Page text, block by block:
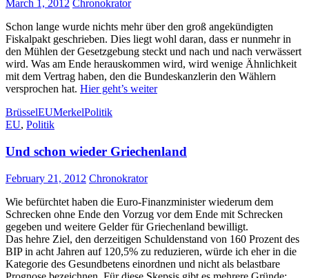
March 1, 2012 Chronokrator
Schon lange wurde nichts mehr über den groß angekündigten
Fiskalpakt geschrieben. Dies liegt wohl daran, dass er nunmehr in
den Mühlen der Gesetzgebung steckt und nach und nach verwässert
wird. Was am Ende herauskommen wird, wird wenige Ähnlichkeit
mit dem Vertrag haben, den die Bundeskanzlerin den Wählern
versprochen hat. Hier geht’s weiter
BrüsselEUMerkelPolitik
EU, Politik
Und schon wieder Griechenland
February 21, 2012 Chronokrator
Wie befürchtet haben die Euro-Finanzminister wiederum dem
Schrecken ohne Ende den Vorzug vor dem Ende mit Schrecken
gegeben und weitere Gelder für Griechenland bewilligt.
Das hehre Ziel, den derzeitigen Schuldenstand von 160 Prozent des
BIP in acht Jahren auf 120,5% zu reduzieren, würde ich eher in die
Kategorie des Gesundbetens einordnen und nicht als belastbare